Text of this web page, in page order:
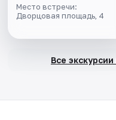
Место встречи:
Дворцовая площадь, 4
Все